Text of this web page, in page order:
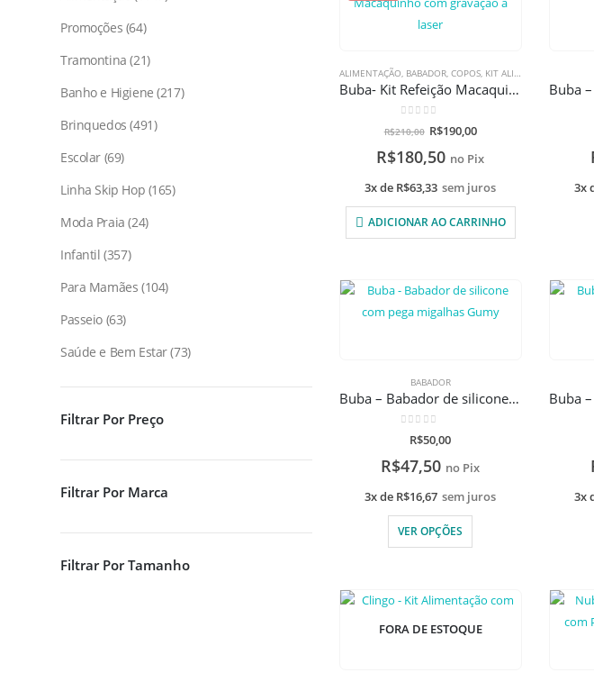
ALIMENTAÇÃO BABADOR COPOS KIT ALIMENTAÇÃO
Buba- Kit Refeição Macaquinho com gravação a laser
de 5
R$210,00 R$190,00
R$180,50 no Pix
3x de R$63,33 sem juros
ADICIONAR AO CARRINHO
3x
BABADOR
Buba – Babador de silicone com pega migalhas Gumy
de 5
R$50,00
R$47,50 no Pix
3x de R$16,67 sem juros
VER OPÇÕES
3x
FORA DE ESTOQUE
Promoções 64
Tramontina 21
Banho e Higiene 217
Brinquedos 491
Escolar 69
Linha Skip Hop 165
Moda Praia 24
Infantil 357
Para Mamães 104
Passeio 63
Saúde e Bem Estar 73
Filtrar Por Preço
Filtrar Por Marca
Filtrar Por Tamanho